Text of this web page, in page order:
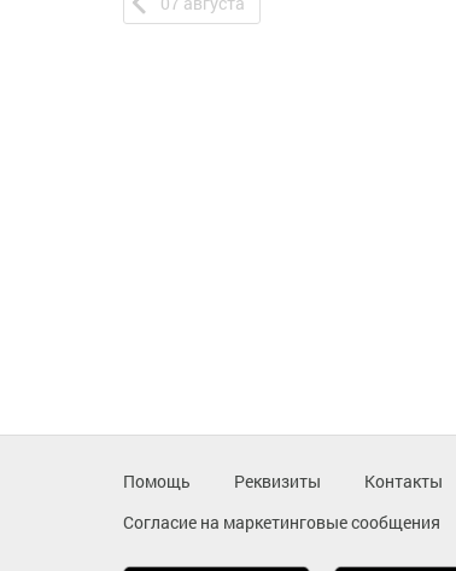
Помощь Реквизиты Контакты
Согласие на маркетинговые сообщения